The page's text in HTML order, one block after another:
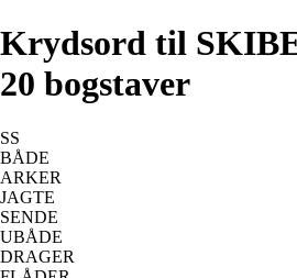
Krydsord til
20 bogstaver
SS
BÅDE
ARKER
JAGTE
SENDE
UBÅDE
DRAGER